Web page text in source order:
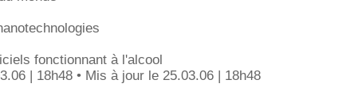
fonctionnant à l'alcool
| 18h48 • Mis à jour le 25.03.06 | 18h48